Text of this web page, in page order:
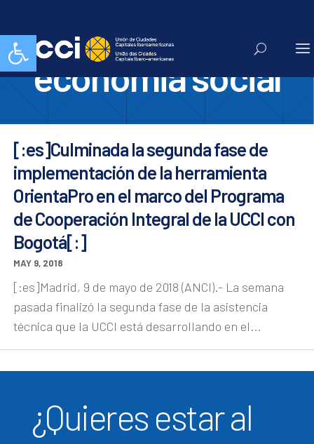
Abrir barra de herramientas
instituto par ala
economia social
[:es]Culminada la segunda fase de
implementación de la herramienta
OrientaPro en el marco del Programa
de Cooperación Integral de la UCCI con
Bogotá[:]
MAY 9, 2018
[:es]Madrid, 9 de mayo de 2018 (ANCI).- La semana
pasada finalizó la segunda fase de la asistencia
técnica que la UCCI está desarrollando en el...
¿Quieres estar al